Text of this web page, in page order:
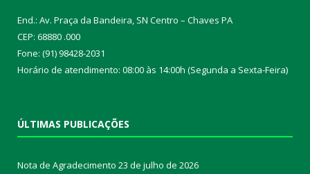
End.: Av. Praça da Bandeira, SN Centro – Chaves PA
CEP: 68880 .000
Fone: (91) 98428-2031
Horário de atendimento: 08:00 às 14:00h (Segunda a Sexta-Feira)
ÚLTIMAS PUBLICAÇÕES
Nota de Agradecimento 23 de julho de 2026